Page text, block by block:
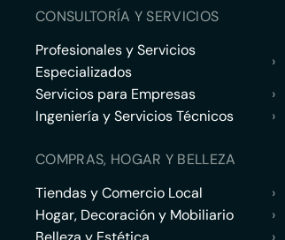
CONSULTORÍA Y SERVICIOS
Profesionales y Servicios
Especializados
›
Servicios para Empresas
›
Ingeniería y Servicios Técnicos
›
COMPRAS, HOGAR Y BELLEZA
Tiendas y Comercio Local
›
Hogar, Decoración y Mobiliario
›